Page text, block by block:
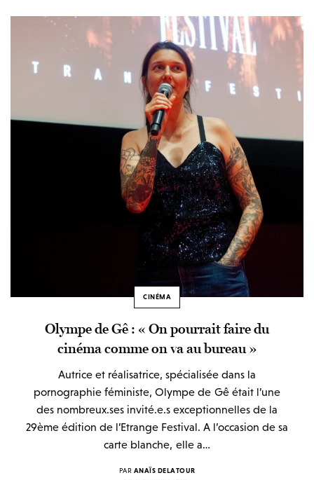
CINÉMA
Olympe de Gê : « On pourrait faire du
cinéma comme on va au bureau »
Autrice et réalisatrice, spécialisée dans la
pornographie féministe, Olympe de Gê était l’une
des nombreux.ses invité.e.s exceptionnelles de la
29ème édition de l’Etrange Festival. A l’occasion de sa
carte blanche, elle a…
PAR ANAÏS DELATOUR